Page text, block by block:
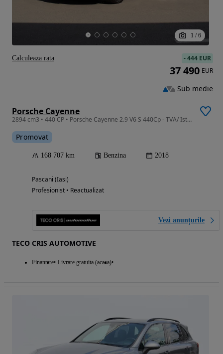
1 / 6
Porsche Cayenne
2894 cm3 • 440 CP • Porsche Cayenne 2.9 V6 S 440Cp - TVA/ Istoric Porsche
Promovat
168 707 km Benzina 2018
Pascani (Iasi)
Profesionist • Reactualizat
Vezi anunțurile
TECO CRIS AUTOMOTIVE
Finantare Livrare gratuita (acasa)
-444 EUR
37 490 EUR
Sub medie
Calculeaza rata